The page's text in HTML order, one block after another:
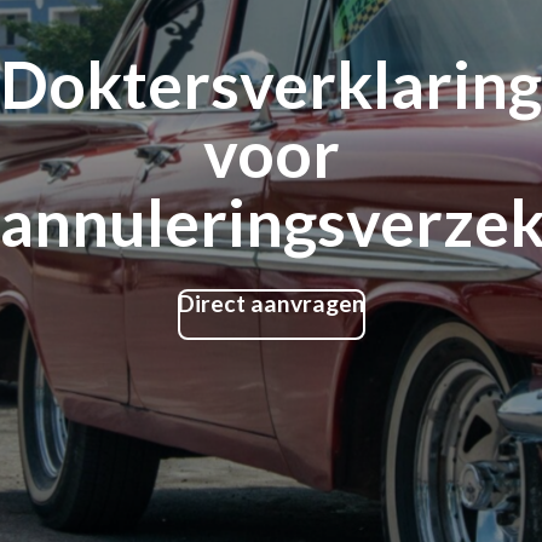
Doktersverklaring
voor
Direct aanvragen